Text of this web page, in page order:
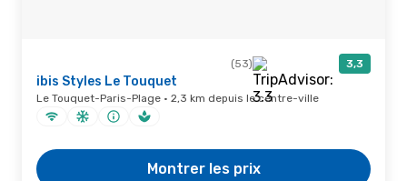
(53) 3,3
ibis Styles Le Touquet
Le Touquet-Paris-Plage · 2,3 km depuis le centre-ville
Montrer les prix